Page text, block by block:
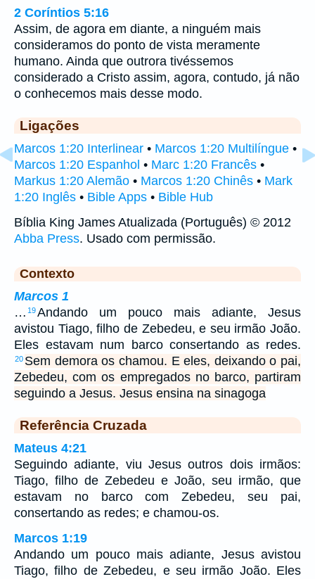
2 Coríntios 5:16
Assim, de agora em diante, a ninguém mais
consideramos do ponto de vista meramente
humano. Ainda que outrora tivéssemos
considerado a Cristo assim, agora, contudo, já não
o conhecemos mais desse modo.
Ligações
Marcos 1:20 Interlinear • Marcos 1:20 Multilíngue •
Marcos 1:20 Espanhol • Marc 1:20 Francês •
Markus 1:20 Alemão • Marcos 1:20 Chinês • Mark
1:20 Inglês • Bible Apps • Bible Hub
Bíblia King James Atualizada (Português) © 2012
Abba Press. Usado com permissão.
Contexto
Marcos 1
… 19Andando um pouco mais adiante, Jesus
avistou Tiago, filho de Zebedeu, e seu irmão João.
Eles estavam num barco consertando as redes.
20 Sem demora os chamou. E eles, deixando o pai,
Zebedeu, com os empregados no barco, partiram
seguindo a Jesus. Jesus ensina na sinagoga
Referência Cruzada
Mateus 4:21
Seguindo adiante, viu Jesus outros dois irmãos:
Tiago, filho de Zebedeu e João, seu irmão, que
estavam no barco com Zebedeu, seu pai,
consertando as redes; e chamou-os.
Marcos 1:19
Andando um pouco mais adiante, Jesus avistou
Tiago, filho de Zebedeu, e seu irmão João. Eles